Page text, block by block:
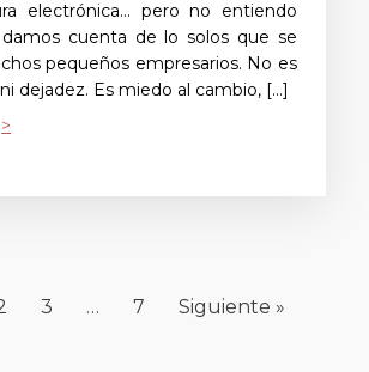
electrónica… pero no entiendo
damos cuenta de lo solos que se
pequeños empresarios. No es
dejadez. Es miedo al cambio, […]
3 … 7 Siguiente »